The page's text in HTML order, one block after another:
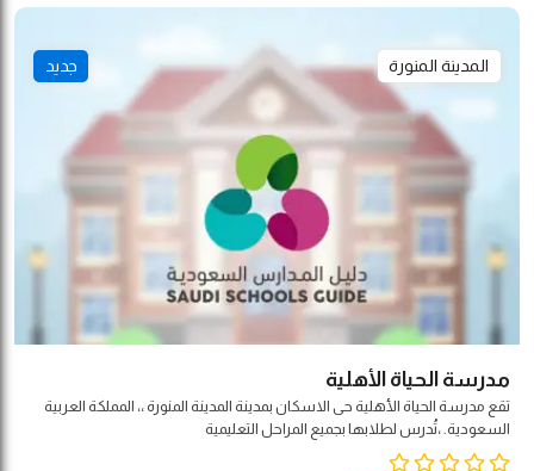
المدينة المنورة جديد
مدرسة الحياة الأهلية
تقع مدرسة الحياة الأهلية حى الاسكان بمدينة المدينة المنورة ،، المملكة العربية
السعودية. ،تُدرس لطلابها بجميع المراحل التعليمية